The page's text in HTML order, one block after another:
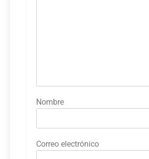
Nombre
Correo electrónico